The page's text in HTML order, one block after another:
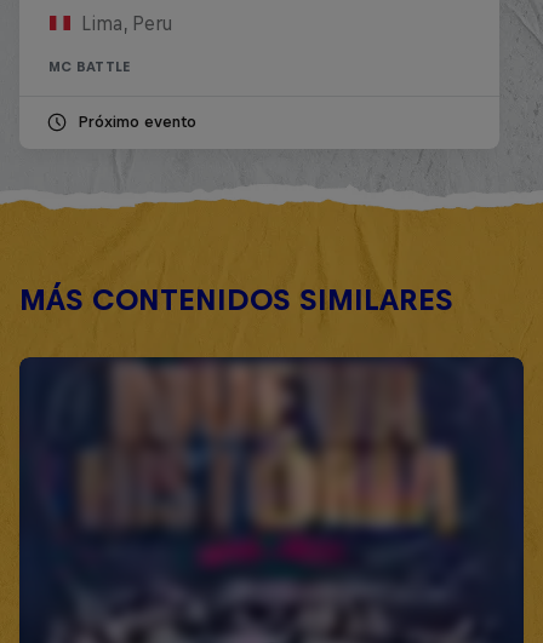
Lima, Peru
MC BATTLE
Próximo evento
MÁS CONTENIDOS SIMILARES